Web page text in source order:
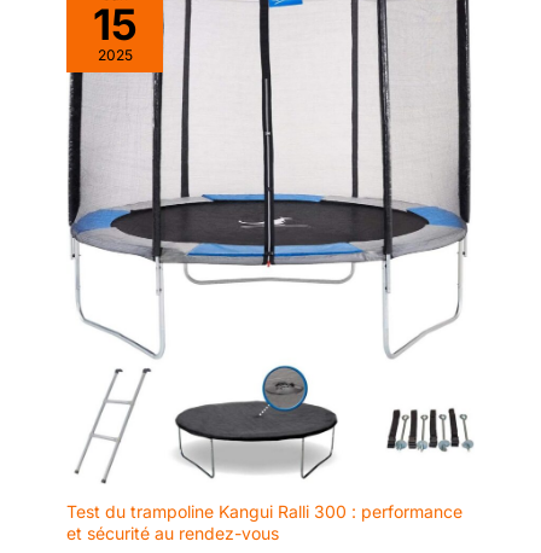
15
2025
Test du trampoline Kangui Ralli 300 : performance
et sécurité au rendez-vous